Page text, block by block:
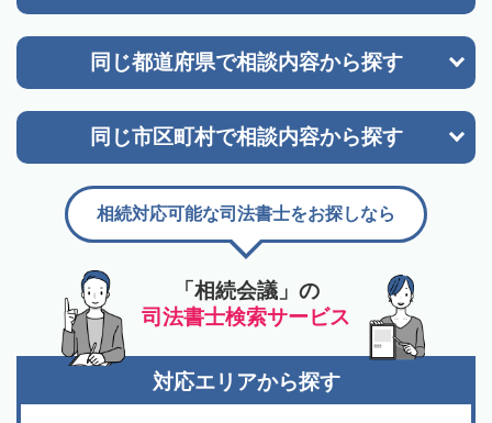
同じ都道府県で相談内容から探す
同じ市区町村で相談内容から探す
「相続会議」の
司法書士検索サービス
相続対応可能な司法書士をお探しなら
対応エリアから探す